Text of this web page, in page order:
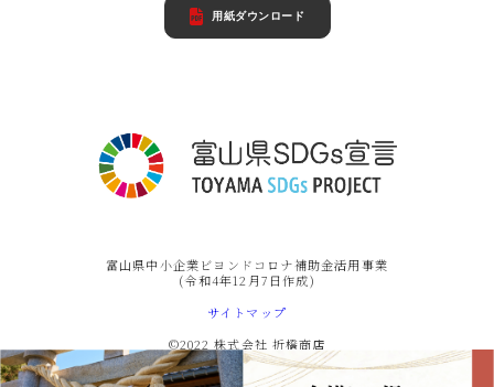
用紙ダウンロード
富山県中小企業ビヨンドコロナ補助金活用事業
(令和4年12月7日作成)
サイトマップ
©2022 株式会社 折橋商店